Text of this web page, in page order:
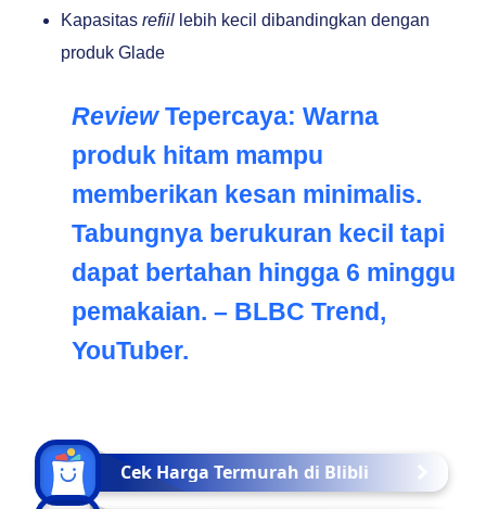
Kapasitas refiil lebih kecil dibandingkan dengan
produk Glade
ReviewTepercaya: Warna
produk hitam mampu
memberikan kesan minimalis.
Tabungnya berukuran kecil tapi
dapat bertahan hingga 6 minggu
pemakaian. – BLBC Trend,
YouTuber.
Cek Harga Termurah di Blibli